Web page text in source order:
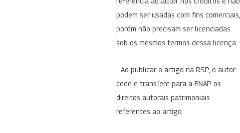
podem ser usadas com fins comerciais,
porém não precisam ser licenciadas
sob os mesmos termos dessa licença.
- Ao publicar o artigo na RSP, o autor
cede e transfere para a ENAP os
direitos autorais patrimoniais
referentes ao artigo.